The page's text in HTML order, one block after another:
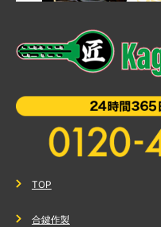
TOP
合鍵作製